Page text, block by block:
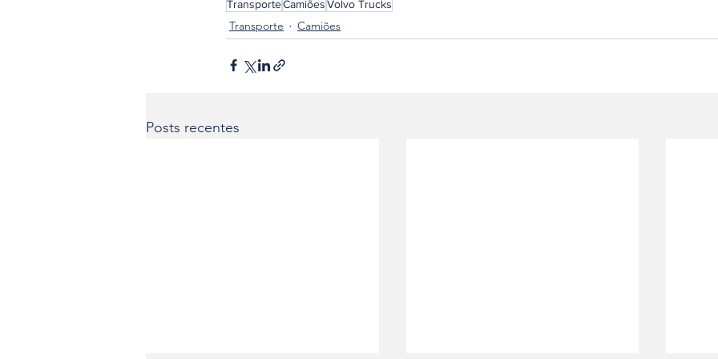
TransporteCamiõesVolvo Trucks
Transporte Camiões
Posts recentes